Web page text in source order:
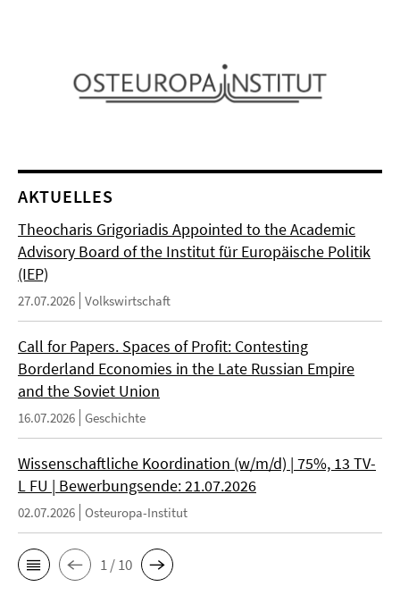
AKTUELLES
Theocharis Grigoriadis Appointed to the Academic
Advisory Board of the Institut für Europäische Politik
(IEP)
27.07.2026 Volkswirtschaft
Call for Papers. Spaces of Profit: Contesting
Borderland Economies in the Late Russian Empire
and the Soviet Union
16.07.2026 Geschichte
Wissenschaftliche Koordination (w/m/d) | 75%, 13 TV-
L FU | Bewerbungsende: 21.07.2026
02.07.2026 Osteuropa-Institut
1 / 10